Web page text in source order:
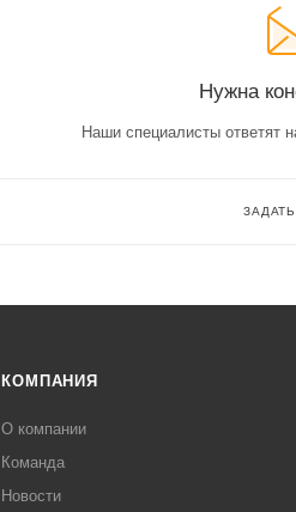
Нужна
Наши специалисты ответят
КОМПАНИЯ
О компании
Команда
Новости